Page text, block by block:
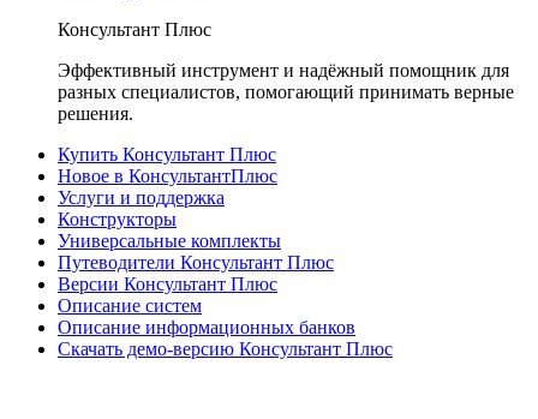
Консультант Плюс
Эффективный инструмент и надёжный помощник для
разных специалистов, помогающий принимать верные
решения.
Купить Консультант Плюс
Новое в КонсультантПлюс
Услуги и поддержка
Конструкторы
Универсальные комплекты
Путеводители Консультант Плюс
Версии Консультант Плюс
Описание систем
Описание информационных банков
Скачать демо-версию Консультант Плюс